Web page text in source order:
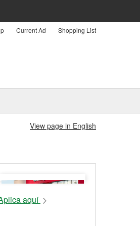
Current Ad Shopping List
View page in English
aquí